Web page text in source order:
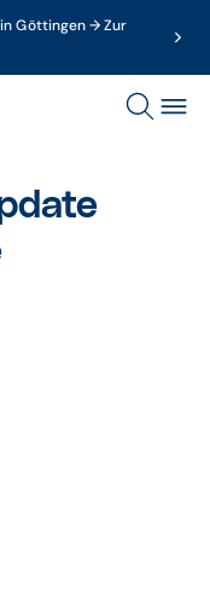
Göttingen → Zur